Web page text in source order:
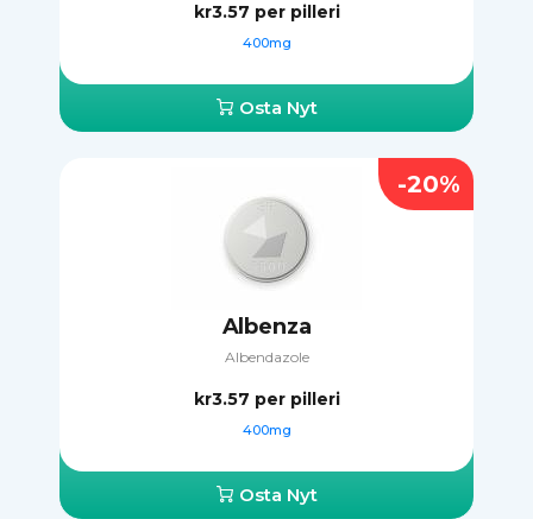
kr3.57 per pilleri
400mg
Osta Nyt
Albenza
Albendazole
kr3.57 per pilleri
400mg
Osta Nyt
-20%